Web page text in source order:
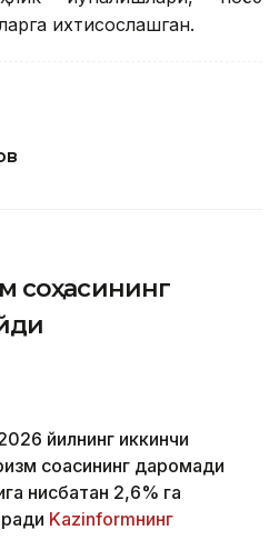
ихтисослашган.
соҳасининг
йилнинг иккинчи
соҳасининг даромади
нисбатан 2,6% га
Kazinformнинг